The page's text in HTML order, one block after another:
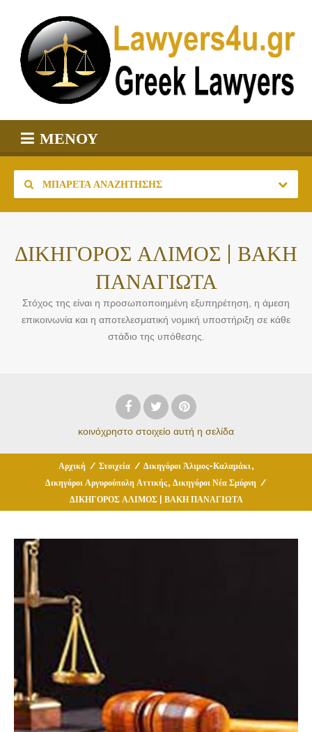
ΜΕΝΟΎ
ΜΠΑΡΈΤΑ ΑΝΑΖΉΤΗΣΗΣ
ΔΙΚΗΓΟΡΟΣ ΑΛΙΜΟΣ | ΒΑΚΗ
ΠΑΝΑΓΙΩΤΑ
Στόχος της είναι η προσωποποιημένη εξυπηρέτηση, η άμεση
επικοινωνία και η αποτελεσματική νομική υποστήριξη σε κάθε
στάδιο της υπόθεσης.
κοινόχρηστο στοιχείο αυτή η σελίδα
Αρχική / Στοιχεία / Δικηγόροι Άλιμος-Καλαμάκι ,
Δικηγόροι Αργυρούπολη Αττικής, Δικηγόροι Νέα Σμύρνη /
ΔΙΚΗΓΟΡΟΣ ΑΛΙΜΟΣ | ΒΑΚΗ ΠΑΝΑΓΙΩΤΑ